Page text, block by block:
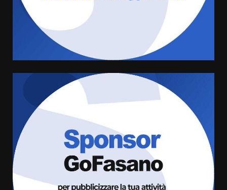
Carta d’identità: continua il piano
di aperture straordinarie del
Comune di Fasano
cittadina di Fratelli d’Italia,
pronta a tornare in Consiglio
comunale
6 Agosto 2026 08:00
Cura dei beni comuni e
cittadinanza attiva: online
l’avviso per la gestione
condivisa della Villetta di
Laureto